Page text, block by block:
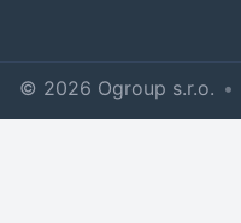
© 2026 Ogroup s.r.o. •